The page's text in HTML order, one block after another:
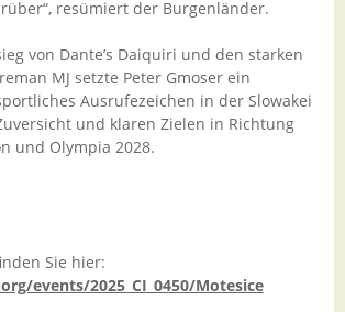
resümiert der Burgenländer.
von Dante’s Daiquiri und den starken
MJ setzte Peter Gmoser ein
Ausrufezeichen in der Slowakei
und klaren Zielen in Richtung
und Olympia 2028.
Sie hier:
events/2025_CI_0450/Motesice